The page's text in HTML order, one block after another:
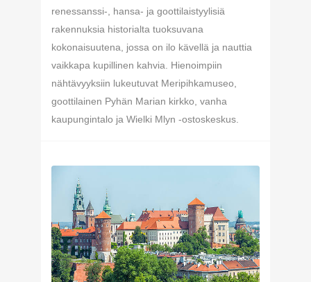
renessanssi-, hansa- ja goottilaistyylisiä
rakennuksia historialta tuoksuvana
kokonaisuutena, jossa on ilo kävellä ja nauttia
vaikkapa kupillinen kahvia. Hienoimpiin
nähtävyyksiin lukeutuvat Meripihkamuseo,
goottilainen Pyhän Marian kirkko, vanha
kaupungintalo ja Wielki Mlyn -ostoskeskus.